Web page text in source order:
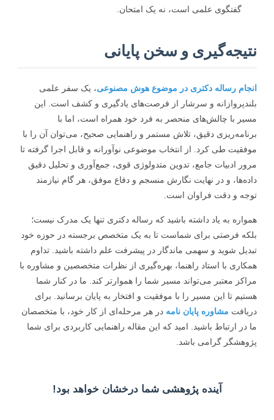
گفتگوی علمی است، نه یک امتحان.
و سخن پایانی
رساله دکتری در موضوع هوش مصنوعی، یک سفر علمی
و سرشار از فرصت‌های یادگیری و کشف است. این
با چالش‌های منحصر به فرد خود همراه است، اما با
دقیق، تلاش مستمر و راهنمایی صحیح، می‌توان آن را با
طی کرد. از انتخاب موضوعی نوآورانه و قابل اجرا گرفته تا
ادبیات جامع، تدوین متدولوژی قوی، جمع‌آوری و تحلیل دقیق
و در نهایت نگارش منسجم و دفاع موفق، هر گام نیازمند
و دقت فراوان است.
به یاد داشته باشید که رساله دکتری تنها یک مدرک نیست؛
فرصتی برای شماست تا به یک متخصص برجسته در حوزه خود
شوید و سهمی ماندگار در پیشرفت علم داشته باشید. تداوم
با استاد راهنما، بهره‌گیری از نظرات متخصصین و مشاوره با
معتبر می‌تواند مسیر شما را هموارتر کند. ما در کنار شما
تا این مسیر را با موفقیت و افتخار به پایان برسانید. برای
مشاوره پایان نامهدر هر مرحله‌ای از کار خود، با متخصصان
ارتباط باشید. امید که این مقاله راهنمایی کاربردی برای شما
گرامی باشد.
آینده پژوهشی شما درخشان خواهد بود!